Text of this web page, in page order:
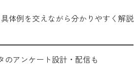
体例を交えながら分かりやすく解説
アンケート設計・配信も